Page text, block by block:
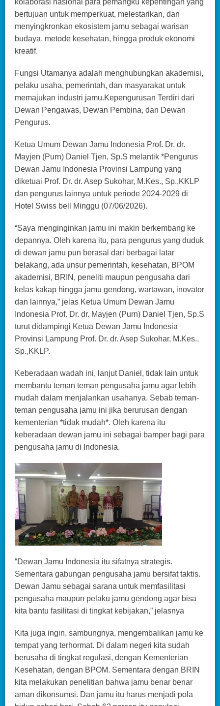
bertujuan untuk memperkuat, melestarikan, dan
menyingkronkan ekosistem jamu sebagai warisan
budaya, metode kesehatan, hingga produk ekonomi
kreatif.
Fungsi Utamanya adalah menghubungkan akademisi,
pelaku usaha, pemerintah, dan masyarakat untuk
memajukan industri jamu.Kepengurusan Terdiri dari
Dewan Pengawas, Dewan Pembina, dan Dewan
Pengurus.
Ketua Umum Dewan Jamu Indonesia Prof. Dr. dr.
Mayjen (Purn) Daniel Tjen, Sp.S melantik *Pengurus
Dewan Jamu Indonesia Provinsi Lampung yang
diketuai Prof. Dr. dr. Asep Sukohar, M.Kes., Sp.,KKLP
dan pengurus lainnya untuk periode 2024-2029 di
Hotel Swiss bell Minggu (07/06/2026).
“Saya menginginkan jamu ini makin berkembang ke
depannya. Oleh karena itu, para pengurus yang duduk
di dewan jamu pun berasal dari berbagai latar
belakang, ada unsur pemerintah, kesehatan, BPOM
akademisi, BRIN, peneliti maupun pengusaha dari
kelas kakap hingga jamu gendong, wartawan, inovator
dan lainnya,” jelas Ketua Umum Dewan Jamu
Indonesia Prof. Dr. dr. Mayjen (Purn) Daniel Tjen, Sp.S
turut didampingi Ketua Dewan Jamu Indonesia
Provinsi Lampung Prof. Dr. dr. Asep Sukohar, M.Kes.,
Sp.,KKLP.
Keberadaan wadah ini, lanjut Daniel, tidak lain untuk
membantu teman teman pengusaha jamu agar lebih
mudah dalam menjalankan usahanya. Sebab teman-
teman pengusaha jamu ini jika berurusan dengan
kementerian *tidak mudah*. Oleh karena itu
keberadaan dewan jamu ini sebagai bamper bagi para
pengusaha jamu di Indonesia.
“Dewan Jamu Indonesia itu sifatnya strategis.
Sementara gabungan pengusaha jamu bersifat taktis.
Dewan Jamu sebagai sarana untuk memfasilitasi
pengusaha maupun pelaku jamu gendong agar bisa
kita bantu fasilitasi di tingkat kebijakan,” jelasnya
Kita juga ingin, sambungnya, mengembalikan jamu ke
tempat yang terhormat. Di dalam negeri kita sudah
berusaha di tingkat regulasi, dengan Kementerian
Kesehatan, dengan BPOM. Sementara dengan BRIN
kita melakukan penelitian bahwa jamu benar benar
aman dikonsumsi. Dan jamu itu harus menjadi pola